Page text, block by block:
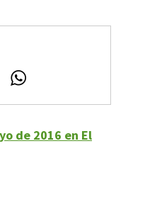
de 2016 en El